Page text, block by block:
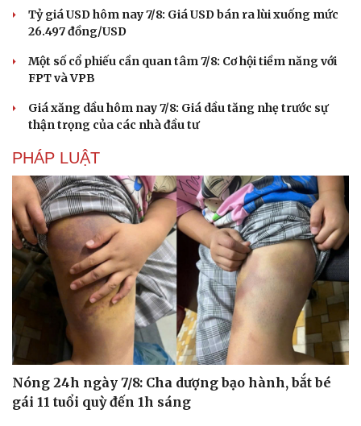
Tỷ giá USD hôm nay 7/8: Giá USD bán ra lùi xuống mức
26.497 đồng/USD
Một số cổ phiếu cần quan tâm 7/8: Cơ hội tiềm năng với
FPT và VPB
Giá xăng dầu hôm nay 7/8: Giá dầu tăng nhẹ trước sự
thận trọng của các nhà đầu tư
PHÁP LUẬT
Nóng 24h ngày 7/8: Cha dượng bạo hành, bắt bé
gái 11 tuổi quỳ đến 1h sáng